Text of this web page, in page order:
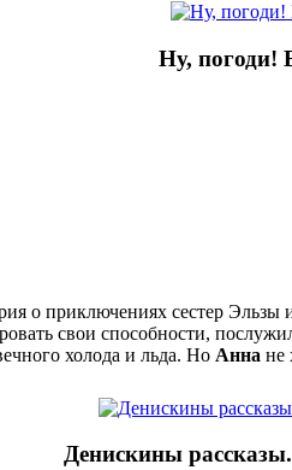
Ну, погоди!
о приключениях сестер Эльзы
свои способности,
холода и льда. Но Анна не
Денискины